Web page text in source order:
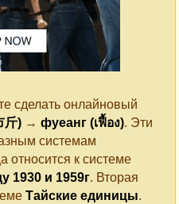
сделать онлайновый
斤) → фуеанг (เฟื้อง). Эти
системам
относится к системе
1930 и 1959г. Вторая
Тайские единицы.